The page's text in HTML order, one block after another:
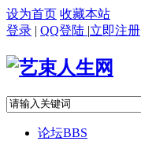
设为首页 收藏本站
登录 | QQ登陆 |立即注册
论坛BBS